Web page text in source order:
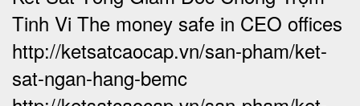
Tinh Vi The money safe in CEO offices
http://ketsatcaocap.vn/san-pham/ket-
sat-ngan-hang-bemc